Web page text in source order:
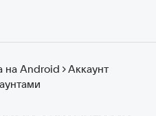
на Android
Аккаунт